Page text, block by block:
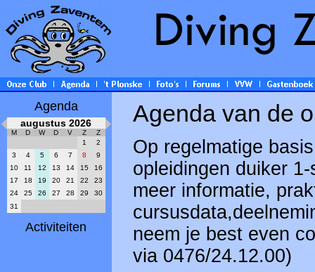
Agenda
augustus 2026
M D W D V Z
Z
1
2
3
4 5 6 7 8
9
10
11 12 13 14 15
16
17
18 19 20 21 22
23
24
25 26 27 28 29
30
31
Activiteiten
Agenda van de
Op regelmatige
opleidingen duiker
meer informatie,
neem je best even
via 0476/24.12.00)